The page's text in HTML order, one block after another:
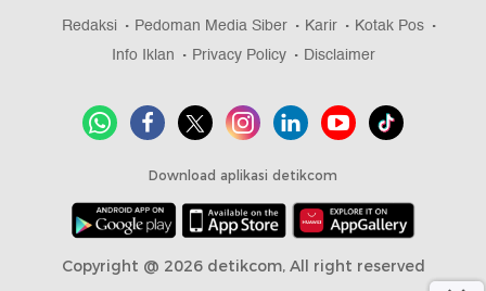
Redaksi Pedoman Media Siber Karir
Kotak Pos
Info Iklan
Privacy Policy Disclaimer
Download aplikasi detikcom
Copyright @ 2026 detikcom, All right reserved